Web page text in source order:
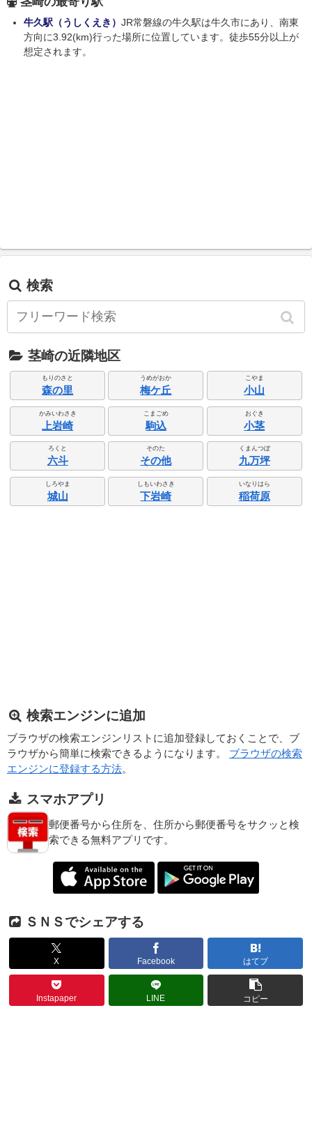
牛久駅（うしくえき） JR常磐線の牛久駅は牛久市にあり、南東
方向に3.92(km)行った場所に位置しています。徒歩55分以上が
想定されます。
検索
茎崎の近隣地区
もりのさと
森の里
うめがおか
梅ケ丘
こやま
小山
かみいわさき
上岩崎
こまごめ
駒込
おぐき
小茎
ろくと
六斗
そのた
その他
くまんつぼ
九万坪
しろやま
城山
しもいわさき
下岩崎
いなりはら
稲荷原
検索エンジンに追加
ブラウザの検索エンジンリストに追加登録しておくことで、ブ
ラウザから簡単に検索できるようになります。 ブラウザの検索
エンジンに登録する方法。
スマホアプリ
郵便番号から住所を、住所から郵便番号をサクッと検
索できる無料アプリです。
ＳＮＳでシェアする
X Facebook はてブ
Instapaper LINE コピー